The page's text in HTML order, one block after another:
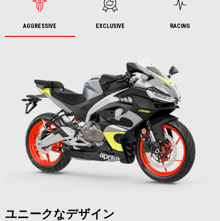
AGGRESSIVE EXCLUSIVE RACING
ユニークなデザイン